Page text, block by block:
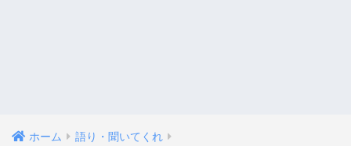
ホーム 語り・聞いてくれ